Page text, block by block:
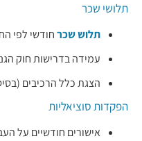
תלושי שכר
תלוש שכרחודשי לפי
עמידה בדרישות חוק
הצגת כלל הרכיבים
הפקדות סוציאליות
אישורים חודשיים על